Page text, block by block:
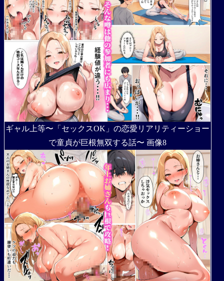
ギャル上等〜「セックスOK」の恋愛リアリティーショー
で童貞が巨根無双する話〜 画像8